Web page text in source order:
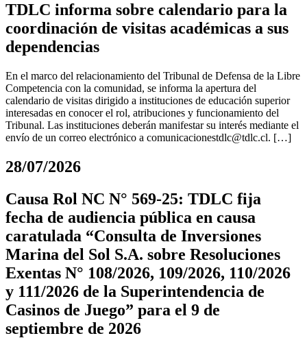
TDLC informa sobre calendario para la
coordinación de visitas académicas a sus
dependencias
En el marco del relacionamiento del Tribunal de Defensa de la Libre
Competencia con la comunidad, se informa la apertura del
calendario de visitas dirigido a instituciones de educación superior
interesadas en conocer el rol, atribuciones y funcionamiento del
Tribunal. Las instituciones deberán manifestar su interés mediante el
envío de un correo electrónico a comunicacionestdlc@tdlc.cl. […]
28/07/2026
Causa Rol NC N° 569-25: TDLC fija
fecha de audiencia pública en causa
caratulada “Consulta de Inversiones
Marina del Sol S.A. sobre Resoluciones
Exentas N° 108/2026, 109/2026, 110/2026
y 111/2026 de la Superintendencia de
Casinos de Juego” para el 9 de
septiembre de 2026